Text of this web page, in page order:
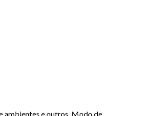
ambientes e outros. Modo de